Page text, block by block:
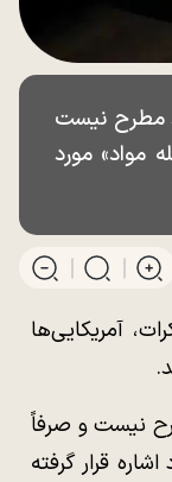
مطرح نیست
مواد» مورد
آمریکایی‌ها
نیست و صرفاً
قرار گرفته